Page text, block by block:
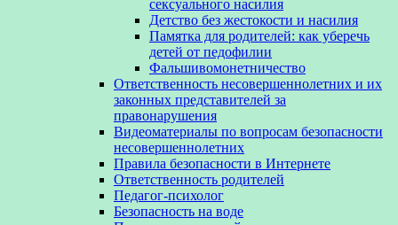
сексуального насилия
Детство без жестокости и насилия
Памятка для родителей: как уберечь
детей от педофилии
Фальшивомонетничество
Ответственность несовершеннолетних и их
законных представителей за
правонарушения
Видеоматериалы по вопросам безопасности
несовершеннолетних
Правила безопасности в Интернете
Ответственность родителей
Педагог-психолог
Безопасность на воде